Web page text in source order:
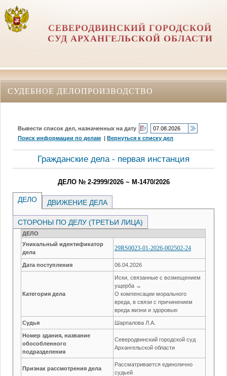
СЕВЕРОДВИНСКИЙ ГОРОДСКОЙ
СУД АРХАНГЕЛЬСКОЙ ОБЛАСТИ
СУДЕБНОЕ ДЕЛОПРОИЗВОДСТВО
Вывести список дел, назначенных на дату
Поиск информации по делам |Вернуться к списку дел
Гражданские дела - первая инстанция
ДЕЛО № 2-2999/2026 ~ М-1470/2026
ДЕЛО ДВИЖЕНИЕ ДЕЛА
СТОРОНЫ ПО ДЕЛУ (ТРЕТЬИ ЛИЦА)
ДЕЛО
Уникальный идентификатор
дела
29RS0023-01-2026-002502-24
Дата поступления 06.04.2026
Категория дела
Иски, связанные с возмещением
ущерба →
О компенсации морального
вреда, в связи с причинением
вреда жизни и здоровью
Судья Шарпалова Л.А.
Номер здания, название
обособленного
подразделения
Северодвинский городской суд
Архангельской области
Признак рассмотрения дела
Рассматривается единолично
судьей